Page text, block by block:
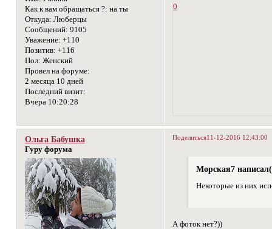
Как к вам обращаться ?: на ты
Откуда: Люберцы
Сообщений: 9105
Уважение: +110
Позитив: +116
Пол: Женский
Провел на форуме:
2 месяца 10 дней
Последний визит:
Вчера 10:20:28
0
Поделиться11-12-2016 12:43:00
Ольга Бабушка
Гуру форума
Морская7
Некоторые из них
А фоток нет?))